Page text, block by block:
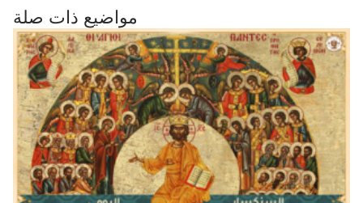
مواضيع ذات صلة